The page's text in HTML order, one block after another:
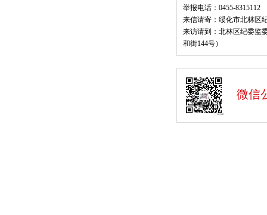
举报电话：0455-8315112
来信请寄：绥化市北林区
来访请到：北林区纪委监
和街144号）
微信